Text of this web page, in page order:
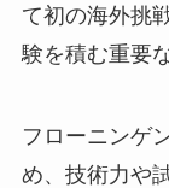
て初の海外挑
験を積む重要
フローニンゲ
め、技術力や